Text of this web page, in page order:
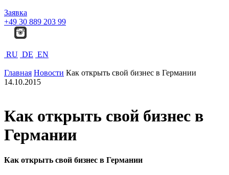
Заявка
+49 30 889 203 99
RU DE EN
Главная Новости Как открыть свой бизнес в Германии
14.10.2015
Как открыть свой бизнес в
Германии
Как открыть свой бизнес в Германии